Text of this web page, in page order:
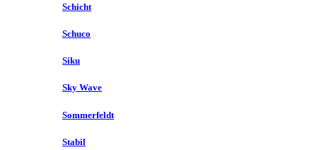
Schicht
Schuco
Siku
Sky Wave
Sommerfeldt
Stabil